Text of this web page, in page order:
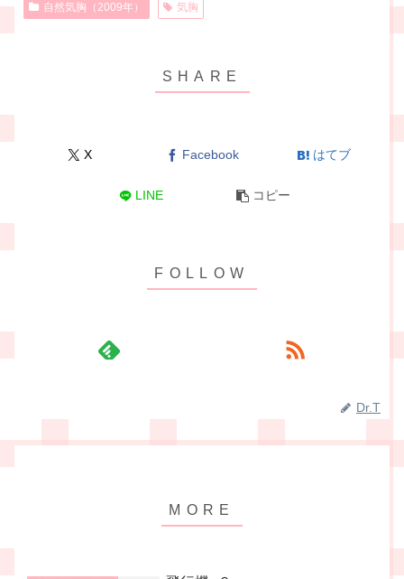
自然気胸（2009年） 気胸
X Facebook はてブ
LINE コピー
Dr.T